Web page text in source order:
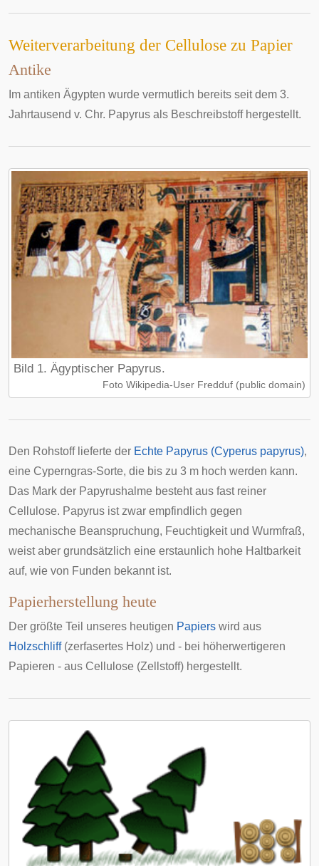
Weiterverarbeitung der Cellulose zu Papier
Antike
Im antiken Ägypten wurde vermutlich bereits seit dem 3.
Jahrtausend v. Chr. Papyrus als Beschreibstoff hergestellt.
Bild 1. Ägyptischer Papyrus.
Foto Wikipedia-User Fredduf (public domain)
Den Rohstoff lieferte der Echte Papyrus (Cyperus papyrus),
eine Cyperngras-Sorte, die bis zu 3 m hoch werden kann.
Das Mark der Papyrushalme besteht aus fast reiner
Cellulose. Papyrus ist zwar empfindlich gegen
mechanische Beanspruchung, Feuchtigkeit und Wurmfraß,
weist aber grundsätzlich eine erstaunlich hohe Haltbarkeit
auf, wie von Funden bekannt ist.
Papierherstellung heute
Der größte Teil unseres heutigen Papiers wird aus
Holzschliff(zerfasertes Holz) und - bei höherwertigeren
Papieren - aus Cellulose (Zellstoff) hergestellt.